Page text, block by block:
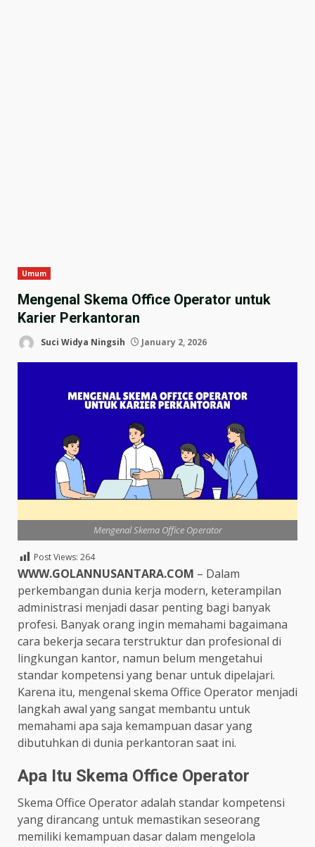
Umum
Mengenal Skema Office Operator untuk
Karier Perkantoran
Suci Widya Ningsih January 2, 2026
Mengenal Skema Office Operator
Post Views: 264
WWW.GOLANNUSANTARA.COM – Dalam
perkembangan dunia kerja modern, keterampilan
administrasi menjadi dasar penting bagi banyak
profesi. Banyak orang ingin memahami bagaimana
cara bekerja secara terstruktur dan profesional di
lingkungan kantor, namun belum mengetahui
standar kompetensi yang benar untuk dipelajari.
Karena itu, mengenal skema Office Operator menjadi
langkah awal yang sangat membantu untuk
memahami apa saja kemampuan dasar yang
dibutuhkan di dunia perkantoran saat ini.
Apa Itu Skema Office Operator
Skema Office Operator adalah standar kompetensi
yang dirancang untuk memastikan seseorang
memiliki kemampuan dasar dalam mengelola